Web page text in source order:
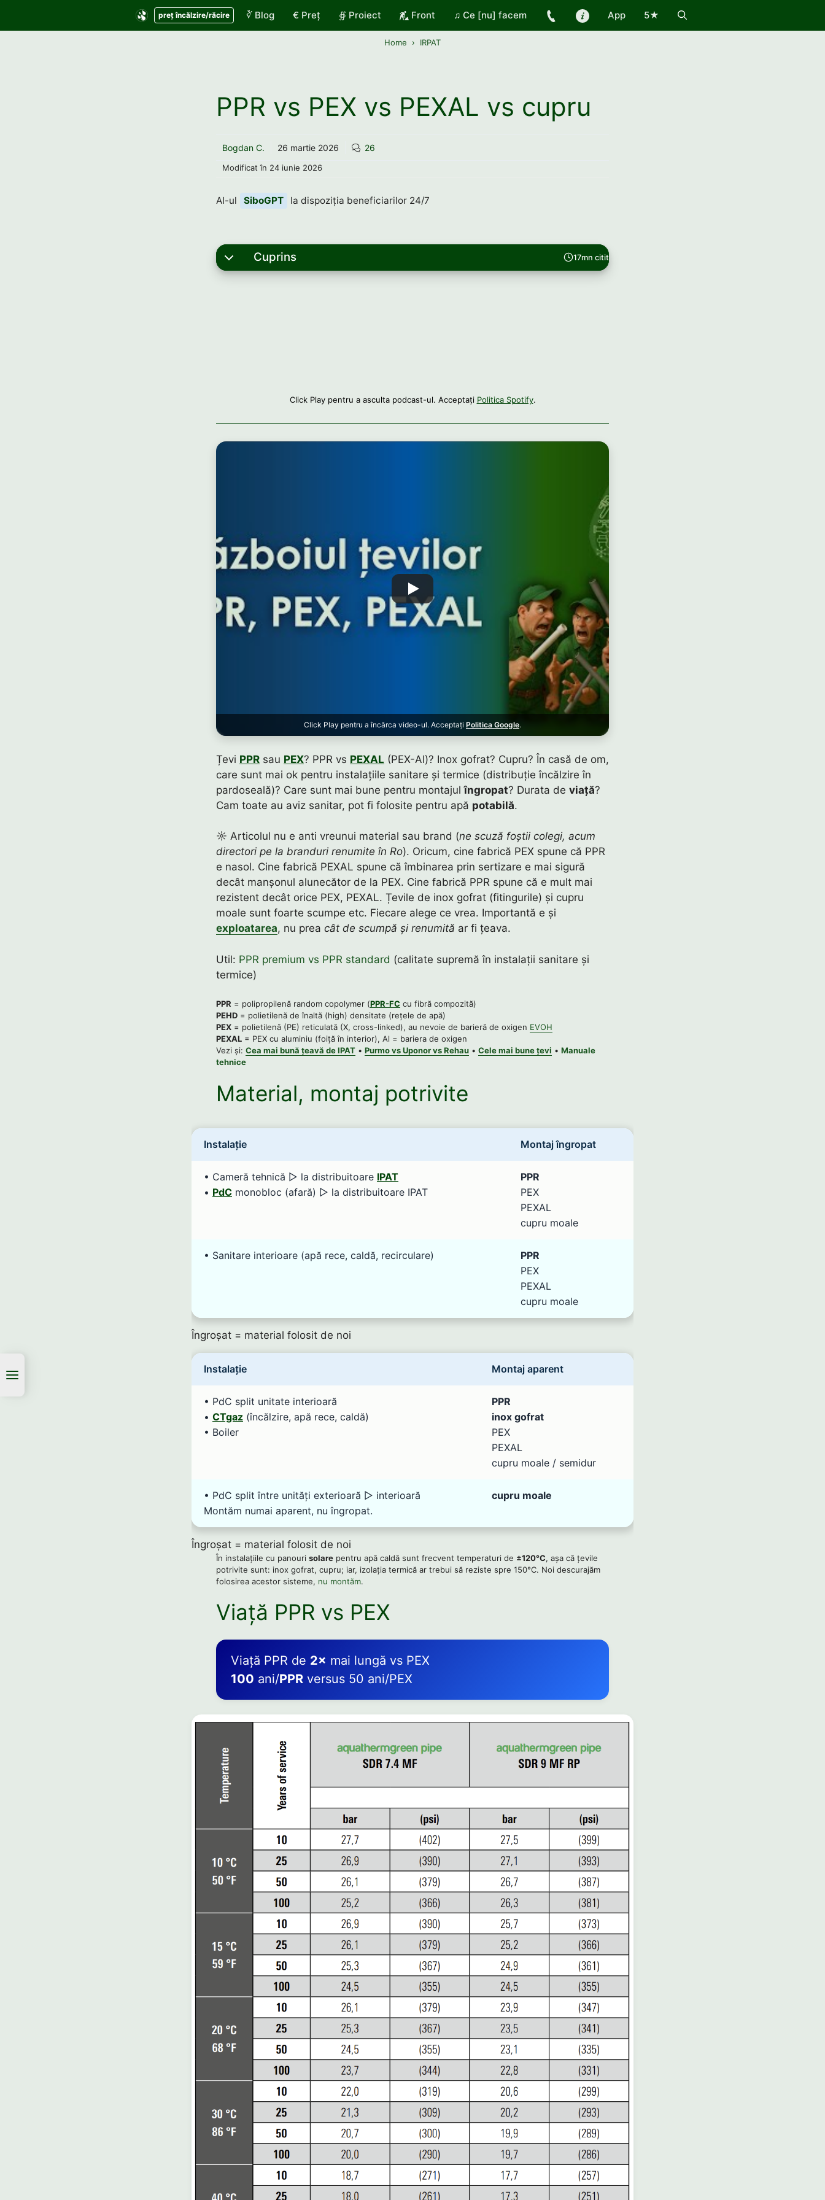
preț încălzire/răcire ∛ Blog € Preț ∯ Proiect Front ♫ Ce [nu] facem App 5★
Home IRPAT
PPR vs PEX vs PEXAL vs cupru
Bogdan C. 26 martie 2026 26
Modificat în 24 iunie 2026
AI-ul SiboGPT la dispoziția beneficiarilor 24/7
17mn citit
Cuprins
Click Play pentru a asculta podcast-ul. Acceptați Politica Spotify.
Click Play pentru a încărca video-ul. Acceptați Politica Google.
Țevi PPR sau PEX? PPR vs PEXAL (PEX-Al)? Inox gofrat? Cupru? În casă de om,
care sunt mai ok pentru instalațiile sanitare și termice (distribuție încălzire în
pardoseală)? Care sunt mai bune pentru montajulîngropat? Durata de viață?
Cam toate au aviz sanitar, pot fi folosite pentru apă potabilă.
☼ Articolul nu e anti vreunui material sau brand (ne scuză foștii colegi, acum
directori pe la branduri renumite în Ro). Oricum, cine fabrică PEX spune că PPR
e nasol. Cine fabrică PEXAL spune că îmbinarea prin sertizare e mai sigură
decât manșonul alunecător de la PEX. Cine fabrică PPR spune că e mult mai
rezistent decât orice PEX, PEXAL. Țevile de inox gofrat (fitingurile) și cupru
moale sunt foarte scumpe etc. Fiecare alege ce vrea. Importantă e și
exploatarea, nu prea cât de scumpă și renumită ar fi țeava.
Util: PPR premium vs PPR standard (calitate supremă în instalații sanitare și
termice)
PPR = polipropilenă random copolymer (PPR-FC cu fibră compozită)
PEHD = polietilenă de înaltă (high) densitate (rețele de apă)
PEX = polietilenă (PE) reticulată (X, cross-linked), au nevoie de barieră de oxigen EVOH
PEXAL = PEX cu aluminiu (foiță în interior), Al = bariera de oxigen
Vezi și: Cea mai bună țeavă de IPAT • Purmo vs Uponor vs Rehau • Cele mai bune țevi • Manuale
tehnice
Material, montaj potrivite
Instalație Montaj îngropat
• Cameră tehnică ▻ la distribuitoare IPAT
• PdC monobloc (afară) ▻ la distribuitoare IPAT
PPR
PEX
PEXAL
cupru moale
• Sanitare interioare (apă rece, caldă, recirculare)
PPR
PEX
PEXAL
cupru moale
Îngroșat = material folosit de noi
Instalație Montaj aparent
• PdC split unitate interioară
• CTgaz (încălzire, apă rece, caldă)
• Boiler
PPR
inox gofrat
PEX
PEXAL
cupru moale / semidur
• PdC split între unități exterioară ▻ interioară
Montăm numai aparent, nu îngropat.
cupru moale
Îngroșat = material folosit de noi
În instalațiile cu panouri solare pentru apă caldă sunt frecvent temperaturi de ±120°C, așa că țevile
potrivite sunt: inox gofrat, cupru; iar, izolația termică ar trebui să reziste spre 150°C. Noi descurajăm
folosirea acestor sisteme, nu montăm.
Viață PPR vs PEX
Viață PPR de 2× mai lungă vs PEX
100 ani/PPR versus 50 ani/PEX